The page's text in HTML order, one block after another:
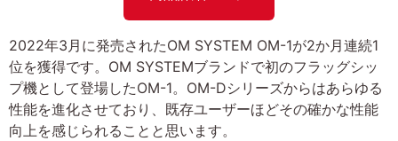
2022年3月に発売されたOM SYSTEM OM-1が2か月連続1
位を獲得です。OM SYSTEMブランドで初のフラッグシッ
プ機として登場したOM-1。OM-Dシリーズからはあらゆる
性能を進化させており、既存ユーザーほどその確かな性能
向上を感じられることと思います。